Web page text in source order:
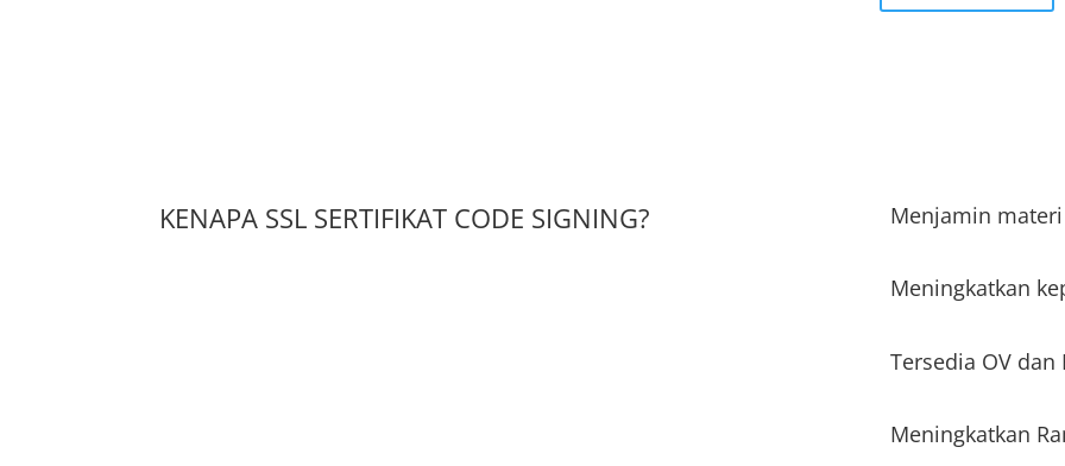
KENAPA SSL SERTIFIKAT CODE SIGNING? Menjamin
Meningkatkan
Tersedia OV dan
Meningkatkan